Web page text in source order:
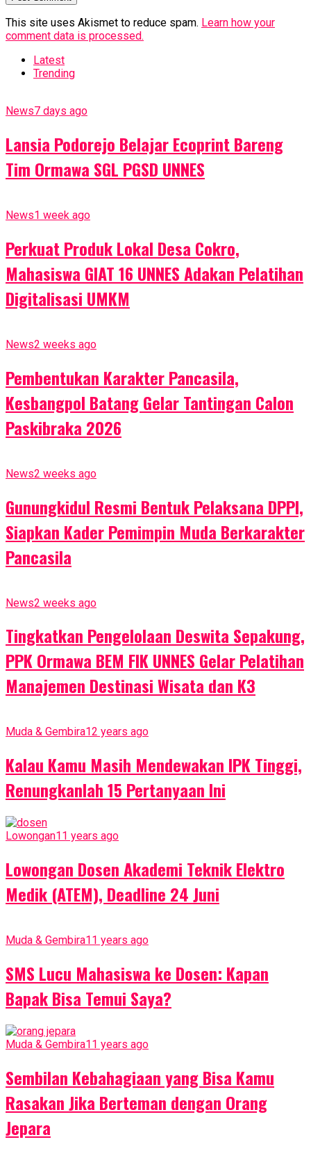
This site uses Akismet to reduce spam. Learn how your
comment data is processed.
Latest
Trending
News7 days ago
Lansia Podorejo Belajar Ecoprint Bareng
Tim Ormawa SGL PGSD UNNES
News1 week ago
Perkuat Produk Lokal Desa Cokro,
Mahasiswa GIAT 16 UNNES Adakan Pelatihan
Digitalisasi UMKM
News2 weeks ago
Pembentukan Karakter Pancasila,
Kesbangpol Batang Gelar Tantingan Calon
Paskibraka 2026
News2 weeks ago
Gunungkidul Resmi Bentuk Pelaksana DPPI,
Siapkan Kader Pemimpin Muda Berkarakter
Pancasila
News2 weeks ago
Tingkatkan Pengelolaan Deswita Sepakung,
PPK Ormawa BEM FIK UNNES Gelar Pelatihan
Manajemen Destinasi Wisata dan K3
Muda & Gembira12 years ago
Kalau Kamu Masih Mendewakan IPK Tinggi,
Renungkanlah 15 Pertanyaan Ini
Lowongan11 years ago
Lowongan Dosen Akademi Teknik Elektro
Medik (ATEM), Deadline 24 Juni
Muda & Gembira11 years ago
SMS Lucu Mahasiswa ke Dosen: Kapan
Bapak Bisa Temui Saya?
Muda & Gembira11 years ago
Sembilan Kebahagiaan yang Bisa Kamu
Rasakan Jika Berteman dengan Orang
Jepara